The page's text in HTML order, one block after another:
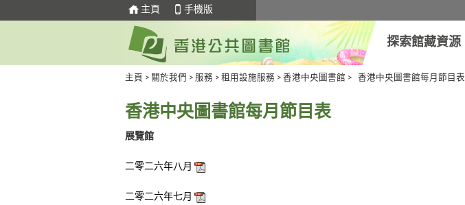
主頁 手機版
探索館藏資源
主頁 > 關於我們 > 服務 > 租用設施服務 > 香港中央圖書館 > 香港中央圖書館每月節目表
香港中央圖書館每月節目表
展覽館
二零二六年八月
二零二六年七月